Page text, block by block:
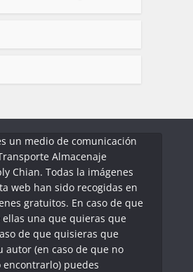
un medio de comunicación
Almacenaje
Chian. Todas la imágenes
web han sido recogidas en
gratuitos. En caso de que
ellas una que quieras que
de que quisieras que
autor (en caso de que no
encontrarlo) puedes